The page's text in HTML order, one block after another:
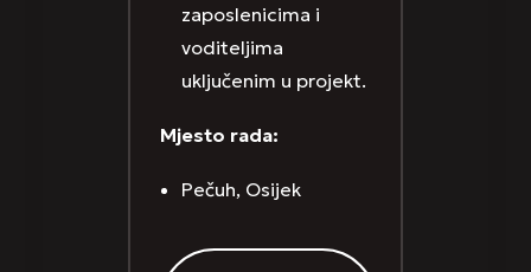
zaposlenicima i
voditeljima
uključenim u projekt.
Mjesto rada:
Pečuh, Osijek